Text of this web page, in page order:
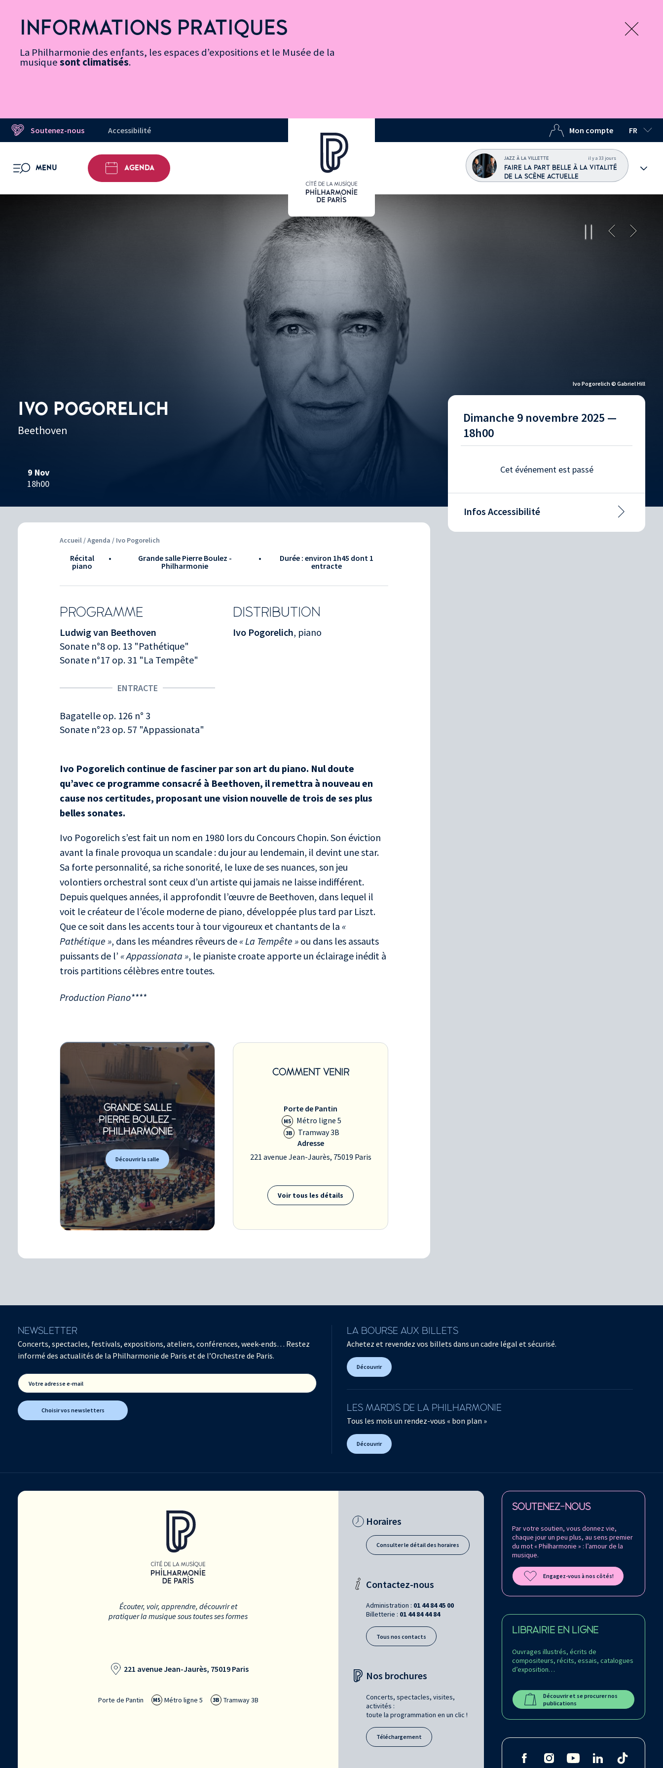
Accessibilité
rapides
contenuMessage d’information
INFORMATIONS PRATIQUES
La Philharmonie des enfants, les espaces d’expositions et le Musée de la
musiquesont climatisés.
Soutenez-nous Accessibilité Mon compte FR
LANGUE
MENU
OUVRIR LE MENU AGENDA
JAZZ À LA VILLETTE il y a 33 jours
FAIRE LA PART BELLE À LA VITALITÉ
DE LA SCÈNE ACTUELLE
Ivo Pogorelich © Gabriel Hill
IVO POGORELICH
Beethoven
9 Nov
18h00
Accueil /Agenda / Ivo Pogorelich
Récital
piano
•
Grande salle Pierre Boulez -
Philharmonie
• Durée : environ 1h45 dont 1
entracte
PROGRAMME DISTRIBUTION
Ludwig van Beethoven
Sonate n°8 op. 13 "Pathétique"
Sonate n°17 op. 31 "La Tempête"
ENTRACTE
Bagatelle op. 126 n° 3
Sonate n°23 op. 57 "Appassionata"
Ivo Pogorelich, piano
Ivo Pogorelich continue de fasciner par son art du piano. Nul doute
qu’avec ce programme consacré à Beethoven, il remettra à nouveau en
cause nos certitudes, proposant une vision nouvelle de trois de ses plus
belles sonates.
Ivo Pogorelich s’est fait un nom en 1980 lors du Concours Chopin. Son éviction
avant la finale provoqua un scandale : du jour au lendemain, il devint une star.
Sa forte personnalité, sa riche sonorité, le luxe de ses nuances, son jeu
volontiers orchestral sont ceux d’un artiste qui jamais ne laisse indifférent.
Depuis quelques années, il approfondit l’œuvre de Beethoven, dans lequel il
voit le créateur de l’école moderne de piano, développée plus tard par Liszt.
Que ce soit dans les accents tour à tour vigoureux et chantants de la «
Pathétique », dans les méandres rêveurs de« La Tempête » ou dans les assauts
puissants de l’ « Appassionata », le pianiste croate apporte un éclairage inédit à
trois partitions célèbres entre toutes.
Production Piano****
GRANDE SALLE
PIERRE BOULEZ -
PHILHARMONIE
Découvrir la salle
COMMENT VENIR
Porte de Pantin
M5 Métro ligne 5
3B
Tramway 3B
Adresse
221 avenue Jean-Jaurès, 75019 Paris
Voir tous les détails
Dimanche 9 novembre 2025 —
18h00
Cet événement est passé
Infos Accessibilité
NEWSLETTER
Concerts, spectacles, festivals, expositions, ateliers, conférences, week-ends… Restez
informé des actualités de la Philharmonie de Paris et de l’Orchestre de Paris.
Votre adresse e-mail
Choisir vos newsletters
LA BOURSE AUX BILLETS
Achetez et revendez vos billets dans un cadre légal et sécurisé.
Découvrir
LES MARDIS DE LA PHILHARMONIE
Tous les mois un rendez-vous « bon plan »
Découvrir
Écouter, voir, apprendre, découvrir et
pratiquer la musique sous toutes ses formes
221 avenue Jean-Jaurès, 75019 Paris
Porte de Pantin M5 Métro ligne 5 3B Tramway 3B
Horaires
Consulter le détail des horaires
Contactez-nous
Administration : 01 44 84 45 00
Billetterie : 01 44 84 44 84
Tous nos contacts
Nos brochures
Concerts, spectacles, visites,
activités :
toute la programmation en un clic !
Téléchargement
SOUTENEZ-NOUS
Par votre soutien, vous donnez vie,
chaque jour un peu plus, au sens premier
du mot « Philharmonie » : l’amour de la
musique.
Engagez-vous à nos côtés!
LIBRAIRIE EN LIGNE
Ouvrages illustrés, écrits de
compositeurs, récits, essais, catalogues
d’exposition…
Découvrir et se procurer nos
publications
Retrouvez la Philharmonie de Paris sur